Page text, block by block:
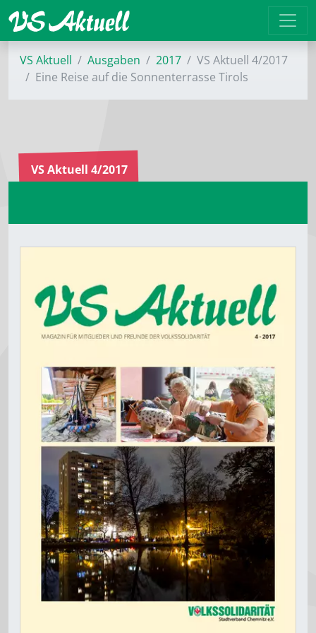
VS Aktuell Ausgaben 2017
VS Aktuell 4/2017
Eine Reise auf die Sonnenterrasse Tirols
VS Aktuell 4/2017